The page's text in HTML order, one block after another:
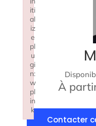
À
Contacter
iti
al
iz
e
pl
u
gi
n:
w
pl
in
k
Failed to initialize